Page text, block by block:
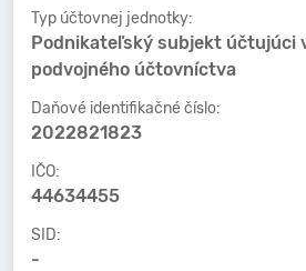
Typ účtovnej jednotky:
Podnikateľský subjekt účtujúci
podvojného účtovníctva
Daňové identifikačné číslo:
2022821823
IČO:
44634455
SID:
-